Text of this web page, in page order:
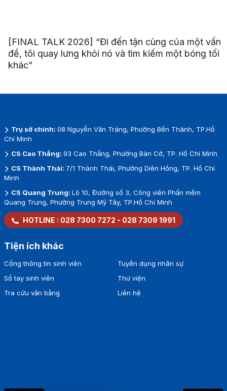
[FINAL TALK 2026] “Đi đến tận cùng của một vấn
đề, tôi quay lưng khỏi nó và tìm kiếm một bóng tối
khác”
Trụ sở chính: 08 Nguyễn Văn Tráng, Phường Bến Thành, TP.Hồ
Chí Minh
CS Cao Thắng: 93 Cao Thắng, Phường Bàn Cờ, TP. Hồ Chí Minh
CS Thành Thái: 7/1 Thành Thái, Phường Diên Hồng, TP. Hồ Chí
Minh
CS Quang Trung: Lô 10, Đường số 3, Công viên Phần mềm
Quang Trung, Phường Trung Mỹ Tây, TP.Hồ Chí Minh
HOTLINE : 028 7300 7272 - 028 7309 1991
Tiện ích khác
Cổng thông tin sinh viên
Sổ tay sinh viên
Tra cứu văn bằng
Tuyển dụng nhân sự
Thư viện
Liên hệ